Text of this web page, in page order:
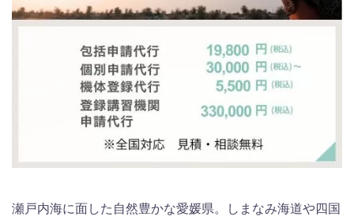
瀬戸内海に面した自然豊かな愛媛県。しまなみ海道や四国